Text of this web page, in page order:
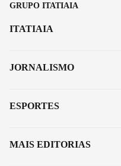
GRUPO ITATIAIA
ITATIAIA
JORNALISMO
ESPORTES
MAIS EDITORIAS